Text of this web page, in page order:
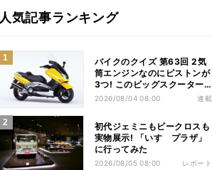
人気記事ランキング
バイクのクイズ 第63回 2気
筒エンジンなのにピストンが
3つ! このビッグスクーター
の名前は?
2026/08/04 08:00 連載
初代ジェミニもビークロスも
実物展示! 「いすゞプラザ」
に行ってみた
2026/08/05 08:00 レポート